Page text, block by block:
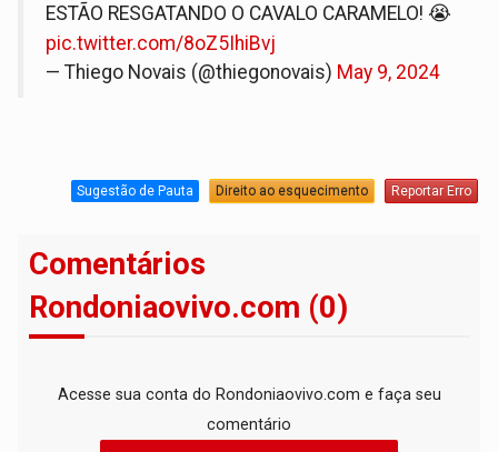
ESTÃO RESGATANDO O CAVALO CARAMELO! 😭
pic.twitter.com/8oZ5IhiBvj
— Thiego Novais (@thiegonovais) May 9, 2024
Sugestão de Pauta Direito ao esquecimento Reportar Erro
Comentários
Rondoniaovivo.com (0)
Acesse sua conta do Rondoniaovivo.com e faça seu
comentário